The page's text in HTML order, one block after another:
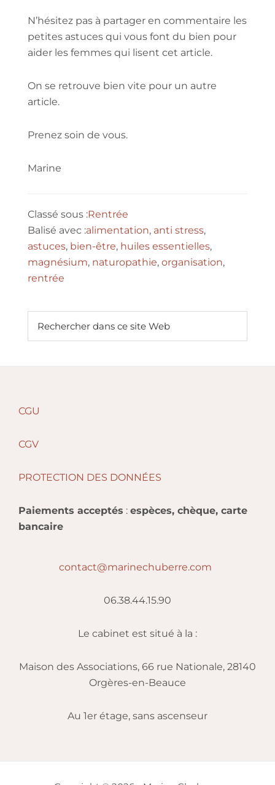
N’hésitez pas à partager en commentaire les
petites astuces qui vous font du bien pour
aider les femmes qui lisent cet article.
On se retrouve bien vite pour un autre
article.
Prenez soin de vous.
Marine
Classé sous :Rentrée
Balisé avec :alimentation, anti stress,
astuces, bien-être, huiles essentielles,
magnésium, naturopathie, organisation,
rentrée
Barre
latérale
dans
Footer
CGU
CGV
PROTECTION DES DONNÉES
Paiements acceptés : espèces, chèque, carte
bancaire
contact@marinechuberre.com
06.38.44.15.90
Le cabinet est situé à la :
Maison des Associations, 66 rue Nationale, 28140
Orgères-en-Beauce
Au 1er étage, sans ascenseur